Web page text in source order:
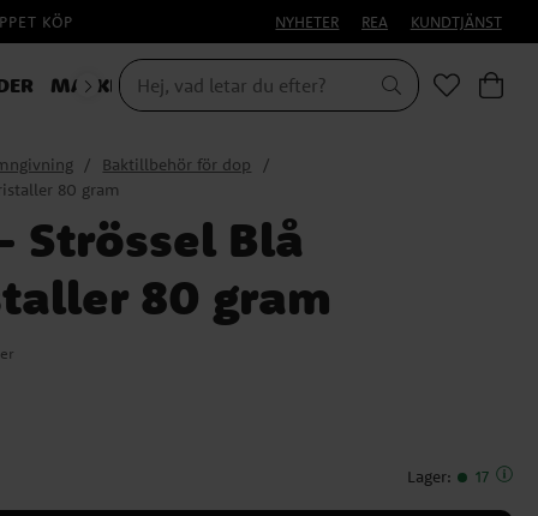
KÖP NYHETER REA KUNDTJÄNST
MASKERAD
Baktillbehör för dop
80 gram
Strössel Blå
80 gram
Lager: 17